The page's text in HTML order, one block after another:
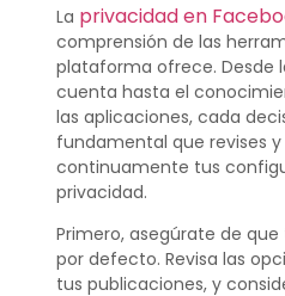
La privacidad en
comprensión de las
plataforma ofrece. Desde
cuenta hasta el
las aplicaciones, cada
fundamental que revises y
continuamente tus
privacidad.
Primero, asegúrate de
por defecto. Revisa las
tus publicaciones, y